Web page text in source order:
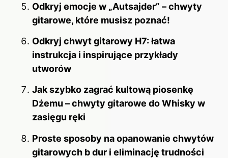
Odkryj emocje w „Autsajder” – chwyty
gitarowe, które musisz poznać!
Odkryj chwyt gitarowy H7: łatwa
instrukcja i inspirujące przykłady
utworów
Jak szybko zagrać kultową piosenkę
Dżemu – chwyty gitarowe do Whisky w
zasięgu ręki
Proste sposoby na opanowanie chwytów
gitarowych b dur i eliminację trudności